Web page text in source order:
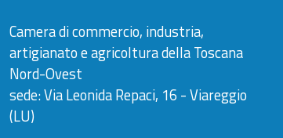
Camera di commercio, industria,
artigianato e agricoltura della Toscana
Nord-Ovest
sede: Via Leonida Repaci, 16 - Viareggio
(LU)